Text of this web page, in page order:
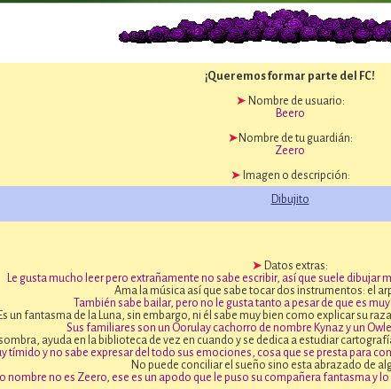
¡Queremos formar parte del FC!
➤ Nombre de usuario:
Beero
➤ Nombre de tu guardián:
Zeero
➤ Imagen o descripción:
Dibujito
➤ Datos extras:
Le gusta mucho leer pero extrañamente no sabe escribir, así que suele dibujar
Ama la música así que sabe tocar dos instrumentos: el
También sabe bailar, pero no le gusta tanto a pesar de que es
Es un fantasma de la Luna, sin embargo, ni él sabe muy bien como explicar su
Sus familiares son un Oorulay cachorro de nombre Kynaz y un
ayuda en la biblioteca de vez en cuando y se dedica a estudiar
tímido y no sabe expresar del todo sus emociones, cosa que se presta para
No puede conciliar el sueño sino esta abrazado de
nombre no es Zeero, ese es un apodo que le puso su compañera fantasma y